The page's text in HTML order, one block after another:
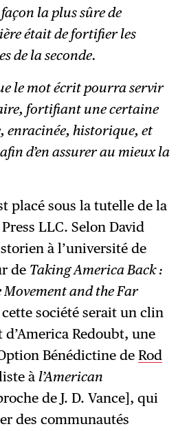
la plus sûre de
était de fortifier les
de la seconde.
le mot écrit pourra servir
fortifiant une certaine
enracinée, historique, et
d’en assurer au mieux la
placé sous la tutelle de la
LLC. Selon David
à l’université de
de Taking America Back :
Movement and the Far
société serait un clin
Redoubt, une
Bénédictine deRod
à l’American
de J. D. Vance], qui
des communautés